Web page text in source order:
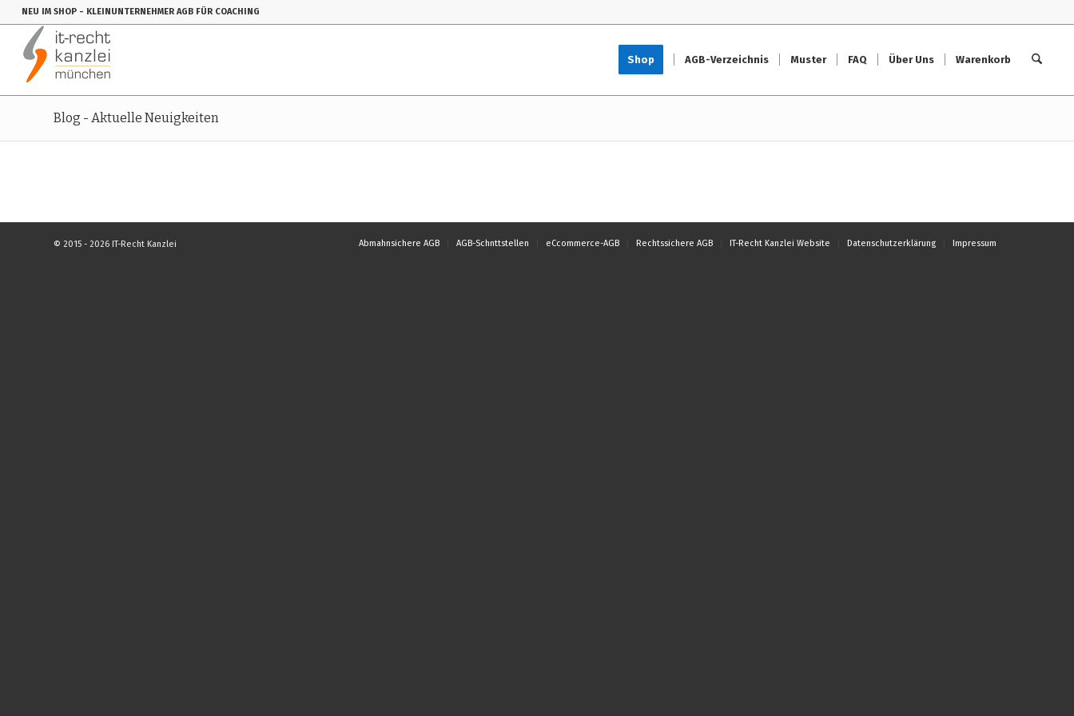
NEU IM SHOP - KLEINUNTERNEHMER AGB FÜR COACHING
Shop AGB-Verzeichnis Muster FAQ Über Uns Warenkorb
Blog - Aktuelle Neuigkeiten
© 2015 - 2026 IT-Recht Kanzlei Abmahnsichere AGB AGB-Schnttstellen eCcommerce-AGB Rechtssichere AGB IT-Recht Kanzlei Website Datenschutzerklärung Impressum